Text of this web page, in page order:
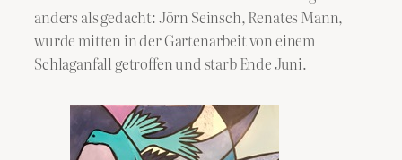
anders als gedacht: Jörn Seinsch, Renates Mann,
wurde mitten in der Gartenarbeit von einem
Schlaganfall getroffen und starb Ende Juni.